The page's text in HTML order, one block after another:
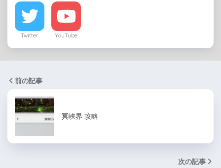
Twitter YouTube
前の記事
冥峡界 攻略
次の記事